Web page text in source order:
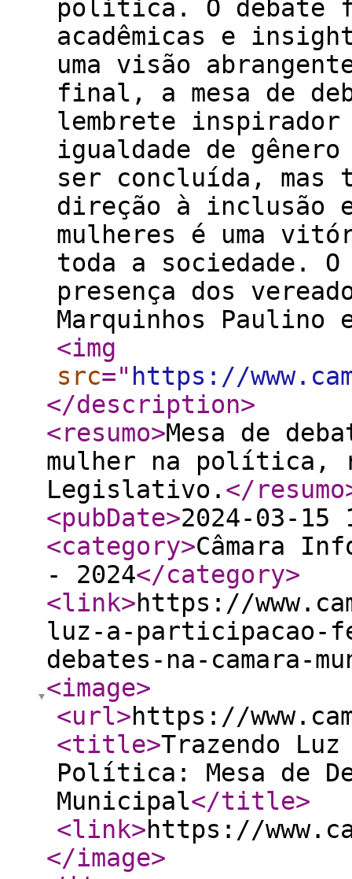
política. O debate
acadêmicas e
uma visão
final, a mesa de
lembrete
igualdade de
ser concluída, mas
direção à inclusão
mulheres é uma
toda a sociedade. O
presença dos
Marquinhos Paulino
<img
src=" https://
</description>
<resumo>Mesa de
mulher na política,
Legislativo. </resumo
<pubDate>2024-03-15
<category>Câmara
- 2024</category>
<link>https://
luz-a-participacao-
debates-na-camara-
<image>
<url>https://
<title>Trazendo
Política: Mesa de
Municipal</title>
<link>https://
</image>